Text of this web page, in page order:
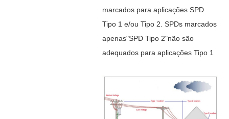
marcados para aplicações SPD
Tipo 1 e/ou Tipo 2. SPDs marcados
apenas"SPD Tipo 2"não são
adequados para aplicações Tipo 1